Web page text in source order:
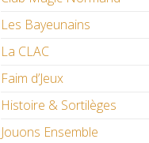
Les Bayeunains
La CLAC
Faim d’Jeux
Histoire & Sortilèges
Jouons Ensemble